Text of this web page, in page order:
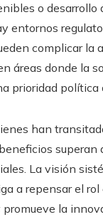
o desarrollo
entornos
complicar la
áreas donde la
prioridad política
han
superan
La visión
a repensar el rol
promueve la